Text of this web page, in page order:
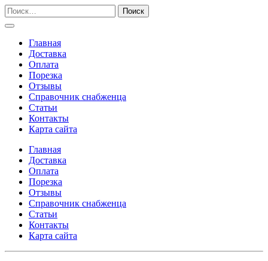
Главная
Доставка
Оплата
Порезка
Отзывы
Справочник снабженца
Статьи
Контакты
Карта сайта
Главная
Доставка
Оплата
Порезка
Отзывы
Справочник снабженца
Статьи
Контакты
Карта сайта